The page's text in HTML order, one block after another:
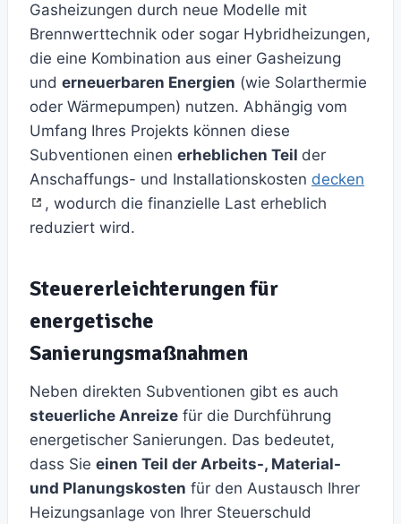
Gasheizungen durch neue Modelle mit
Brennwerttechnik oder sogar Hybridheizungen,
die eine Kombination aus einer Gasheizung
und erneuerbaren Energien (wie Solarthermie
oder Wärmepumpen) nutzen. Abhängig vom
Umfang Ihres Projekts können diese
Subventionen einen erheblichen Teil der
Anschaffungs- und Installationskosten decken
, wodurch die finanzielle Last erheblich
reduziert wird.
Steuererleichterungen für
energetische
Sanierungsmaßnahmen
Neben direkten Subventionen gibt es auch
steuerliche Anreize für die Durchführung
energetischer Sanierungen. Das bedeutet,
dass Sie einen Teil der Arbeits-, Material-
und Planungskosten für den Austausch Ihrer
Heizungsanlage von Ihrer Steuerschuld